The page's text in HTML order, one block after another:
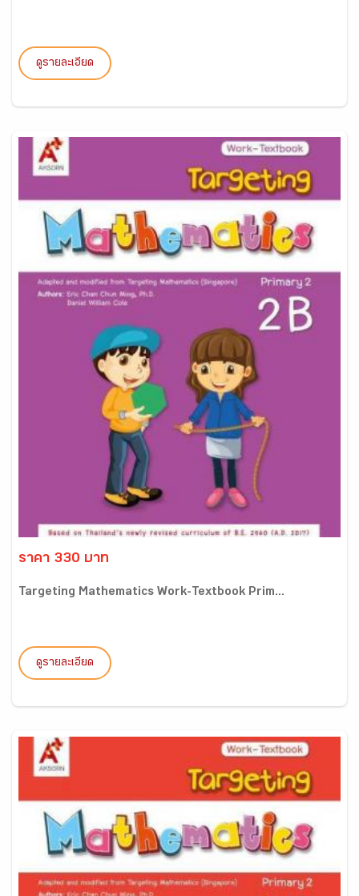
ดูรายละเอียด
ราคา 330 บาท
Targeting Mathematics Work-Textbook Prim...
ดูรายละเอียด